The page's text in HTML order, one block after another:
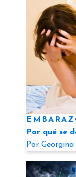
Por qué se
Por